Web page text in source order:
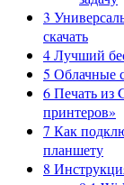
3
скачать
4Лучший
5 Облачные
6Печать из
принтеров»
7 Как
планшету
8